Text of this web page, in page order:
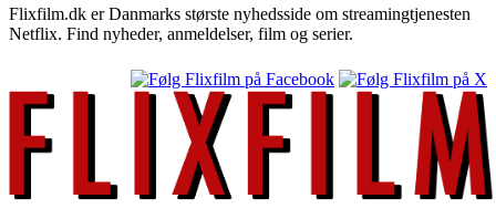
Flixfilm.dk er Danmarks største nyhedsside om streamingtjenesten
Netflix. Find nyheder, anmeldelser, film og serier.